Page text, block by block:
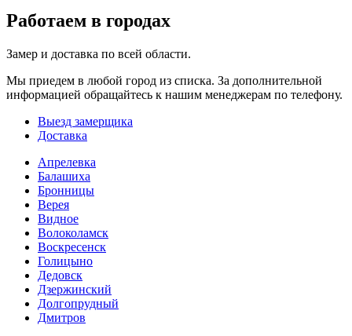
Работаем в городах
Замер и доставка по всей области.
Мы приедем в любой город из списка. За дополнительной
информацией обращайтесь к нашим менеджерам по телефону.
Выезд замерщика
Доставка
Апрелевка
Балашиха
Бронницы
Верея
Видное
Волоколамск
Воскресенск
Голицыно
Дедовск
Дзержинский
Долгопрудный
Дмитров